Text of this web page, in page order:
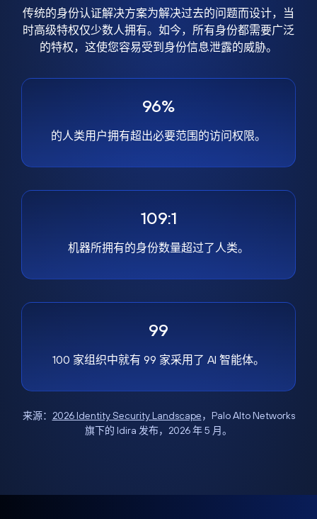
传统的身份认证解决方案为解决过去的问题而设计，当
时高级特权仅少数人拥有。如今，所有身份都需要广泛
的特权，这使您容易受到身份信息泄露的威胁。
96%
的人类用户拥有超出必要范围的访问权限。
109:1
机器所拥有的身份数量超过了人类。
99
100 家组织中就有 99 家采用了 AI 智能体。
来源： 2026 Identity Security Landscape，Palo Alto Networks
旗下的 Idira 发布，2026 年 5 月。